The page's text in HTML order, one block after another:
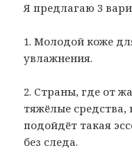
Я предлагаю 3
1. Молодой коже
увлажнения.
2. Страны, где от
тяжёлые средства,
подойдёт такая
без следа.